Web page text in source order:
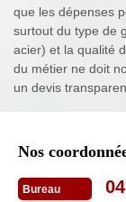
que les dépenses
surtout du type de
acier) et la qualité
du métier ne doit
un devis
Nos
Bureau